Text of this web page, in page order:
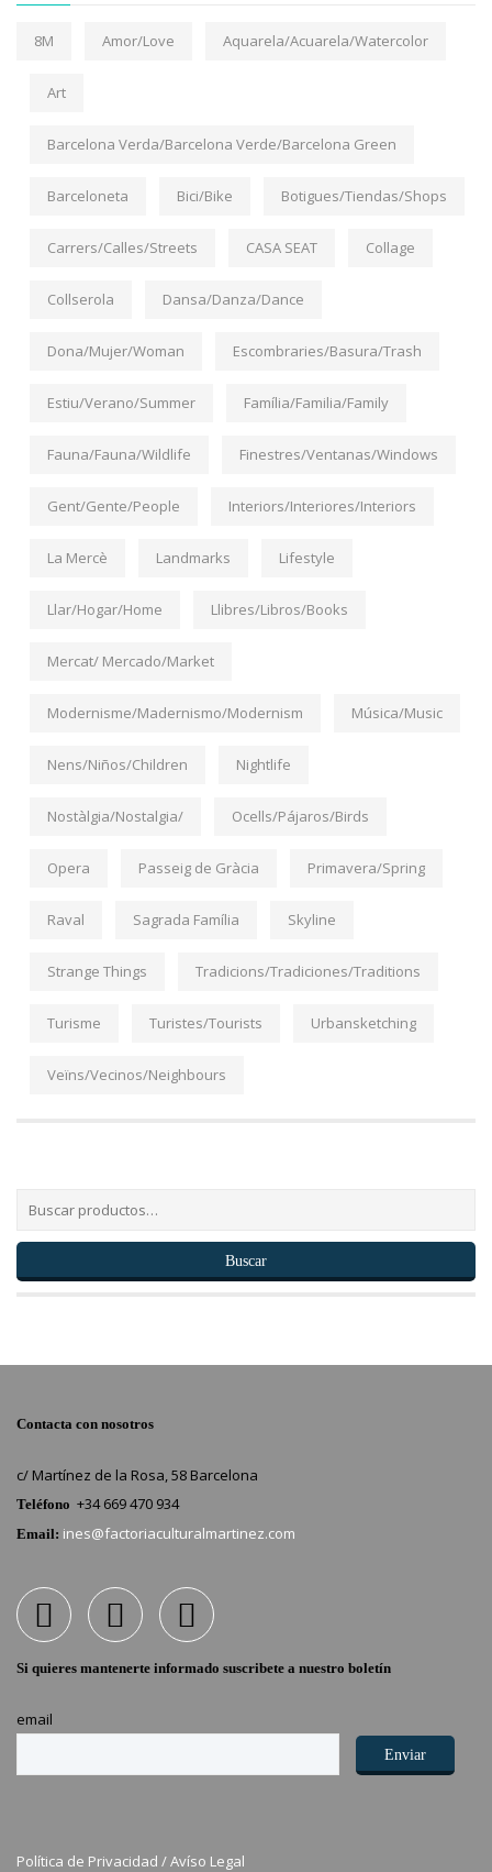
8M Amor/Love Aquarela/Acuarela/Watercolor
Art
Barcelona Verda/Barcelona Verde/Barcelona Green
Barceloneta Bici/Bike Botigues/Tiendas/Shops
Carrers/Calles/Streets CASA SEAT Collage
Collserola Dansa/Danza/Dance
Dona/Mujer/Woman Escombraries/Basura/Trash
Estiu/Verano/Summer Família/Familia/Family
Fauna/Fauna/Wildlife Finestres/Ventanas/Windows
Gent/Gente/People Interiors/Interiores/Interiors
La Mercè Landmarks Lifestyle
Llar/Hogar/Home Llibres/Libros/Books
Mercat/ Mercado/Market
Modernisme/Madernismo/Modernism Música/Music
Nens/Niños/Children Nightlife
Nostàlgia/Nostalgia/ Ocells/Pájaros/Birds
Opera Passeig de Gràcia Primavera/Spring
Raval Sagrada Família Skyline
Strange Things Tradicions/Tradiciones/Traditions
Turisme Turistes/Tourists Urbansketching
Veïns/Vecinos/Neighbours
Buscar
Contacta con nosotros
c/ Martínez de la Rosa, 58 Barcelona
Teléfono +34 669 470 934
Email: ines@factoriaculturalmartinez.com
Si quieres mantenerte informado suscribete a nuestro boletín
email
Política de Privacidad /Avíso Legal